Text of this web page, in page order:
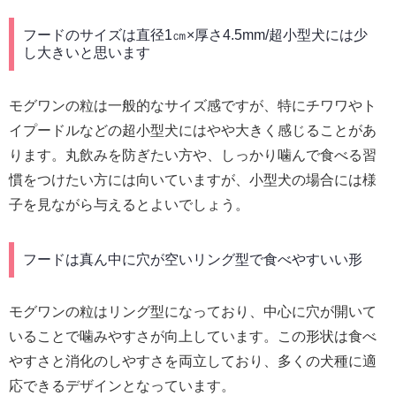
フードのサイズは直径1㎝×厚さ4.5mm/超小型犬には少
し大きいと思います
モグワンの粒は一般的なサイズ感ですが、特にチワワやト
イプードルなどの超小型犬にはやや大きく感じることがあ
ります。丸飲みを防ぎたい方や、しっかり噛んで食べる習
慣をつけたい方には向いていますが、小型犬の場合には様
子を見ながら与えるとよいでしょう。
フードは真ん中に穴が空いリング型で食べやすいい形
モグワンの粒はリング型になっており、中心に穴が開いて
いることで噛みやすさが向上しています。この形状は食べ
やすさと消化のしやすさを両立しており、多くの犬種に適
応できるデザインとなっています。